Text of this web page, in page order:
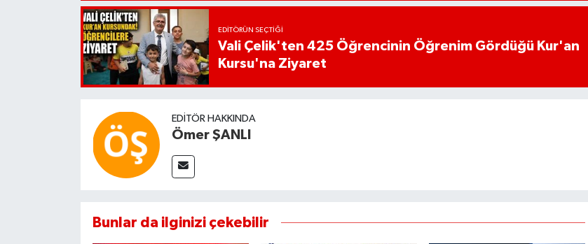
EDITÖRÜN SEÇTIĞI
Vali Çelik'ten 425 Öğrencinin Öğrenim Gördüğü Kur'an
Kursu'na Ziyaret
EDITÖR HAKKINDA
Ömer ŞANLI
Bunlar da ilginizi çekebilir